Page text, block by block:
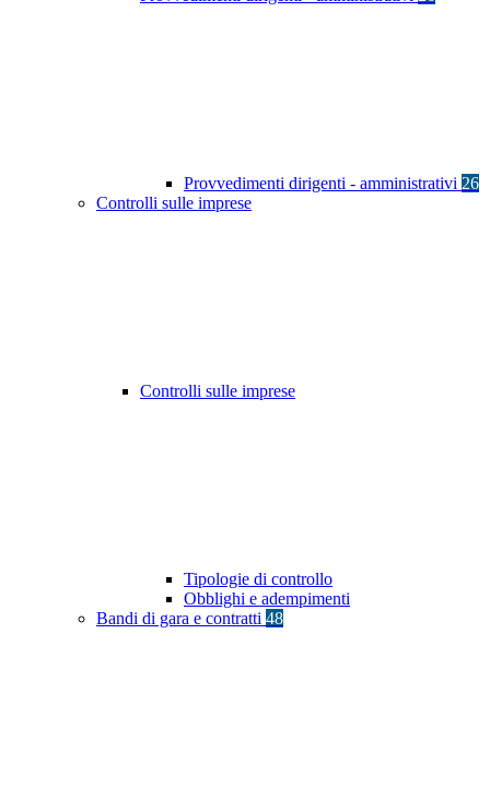
Provvedimenti dirigenti - amministrativi 26
Controlli sulle imprese
Controlli sulle imprese
Tipologie di controllo
Obblighi e adempimenti
Bandi di gara e contratti 48